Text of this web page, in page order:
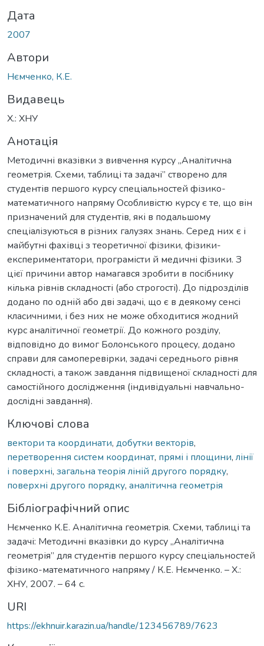
Дата
2007
Автори
Нємченко, К.Е.
Видавець
Х.: ХНУ
Анотація
Методичні вказівки з вивчення курсу „Аналітична
геометрія. Схеми, таблиці та задачі” створено для
студентів першого курсу спеціальностей фізико-
математичного напряму Особливістю курсу є те, що він
призначений для студентів, які в подальшому
спеціалізуються в різних галузях знань. Серед них є і
майбутні фахівці з теоретичної фізики, фізики-
експериментатори, програмісти й медичні фізики. З
цієї причини автор намагався зробити в посібнику
кілька рівнів складності (або строгості). До підрозділів
додано по одній або дві задачі, що є в деякому сенсі
класичними, і без них не може обходитися жодний
курс аналітичної геометрії. До кожного розділу,
відповідно до вимог Болонського процесу, додано
справи для самоперевірки, задачі середнього рівня
складності, а також завдання підвищеної складності для
самостійного дослідження (індивідуальні навчально-
дослідні завдання).
Ключові слова
вектори та координати, добутки векторів,
перетворення систем координат, прямі і площини, лінії
і поверхні, загальна теорія ліній другого порядку,
поверхні другого порядку, аналітична геометрія
Бібліографічний опис
Нємченко К.Е. Аналітична геометрія. Схеми, таблиці та
задачі: Методичні вказівки до курсу „Аналітична
геометрія” для студентів першого курсу спеціальностей
фізико-математичного напряму / К.Е. Нємченко. – Х.:
ХНУ, 2007. – 64 с.
URI
https://ekhnuir.karazin.ua/handle/123456789/7623